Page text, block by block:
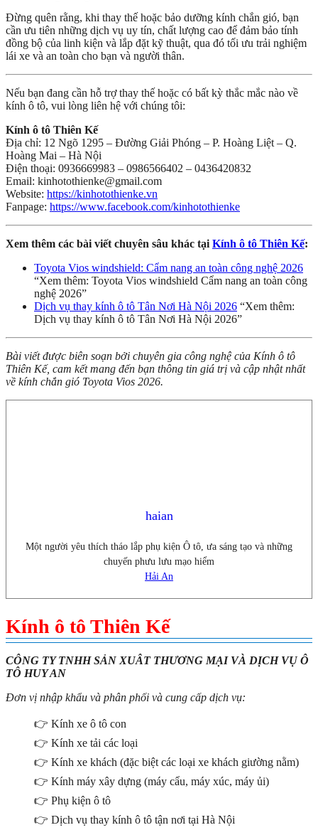
Đừng quên rằng, khi thay thế hoặc bảo dưỡng kính chắn gió, bạn
cần ưu tiên những dịch vụ uy tín, chất lượng cao để đảm bảo tính
đồng bộ của linh kiện và lắp đặt kỹ thuật, qua đó tối ưu trải nghiệm
lái xe và an toàn cho bạn và người thân.
Nếu bạn đang cần hỗ trợ thay thế hoặc có bất kỳ thắc mắc nào về
kính ô tô, vui lòng liên hệ với chúng tôi:
Kính ô tô Thiên Kế
Địa chỉ: 12 Ngõ 1295 – Đường Giải Phóng – P. Hoàng Liệt – Q.
Hoàng Mai – Hà Nội
Điện thoại: 0936669983 – 0986566402 – 0436420832
Email: kinhotothienke@gmail.com
Website: https://kinhotothienke.vn
Fanpage: https://www.facebook.com/kinhotothienke
Xem thêm các bài viết chuyên sâu khác tại Kính ô tô Thiên Kế:
Toyota Vios windshield: Cẩm nang an toàn công nghệ 2026
“Xem thêm: Toyota Vios windshield Cẩm nang an toàn công
nghệ 2026”
Dịch vụ thay kính ô tô Tân Nơi Hà Nội 2026 “Xem thêm:
Dịch vụ thay kính ô tô Tân Nơi Hà Nội 2026”
Bài viết được biên soạn bởi chuyên gia công nghệ của Kính ô tô
Thiên Kế, cam kết mang đến bạn thông tin giá trị và cập nhật nhất
về kính chắn gió Toyota Vios 2026.
haian
Một người yêu thích tháo lắp phụ kiện Ô tô, ưa sáng tạo và những
chuyến phưu lưu mạo hiểm
Hải An
Kính ô tô Thiên Kế
CÔNG TY TNHH SẢN XUÂT THƯƠNG MẠI VÀ DỊCH VỤ Ô
TÔ HUY AN
Đơn vị nhập khẩu và phân phối và cung cấp dịch vụ:
👉 Kính xe ô tô con
👉 Kính xe tải các loại
👉 Kính xe khách (đặc biệt các loại xe khách giường nằm)
👉 Kính máy xây dựng (máy cẩu, máy xúc, máy ủi)
👉 Phụ kiện ô tô
👉 Dịch vụ thay kính ô tô tận nơi tại Hà Nội